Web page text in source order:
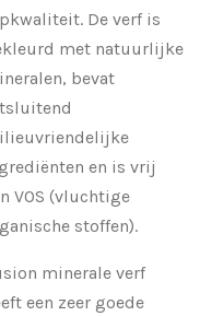
De verf is
met natuurlijke
bevat
en is vrij
VOS (vluchtige
stoffen).
minerale verf
een zeer goede